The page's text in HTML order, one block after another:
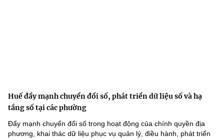
Huế đẩy mạnh chuyển đổi số, phát triển dữ liệu số và hạ
tầng số tại các phường
Đẩy mạnh chuyển đổi số trong hoạt động của chính quyền địa
phương, khai thác dữ liệu phục vụ quản lý, điều hành, phát triển